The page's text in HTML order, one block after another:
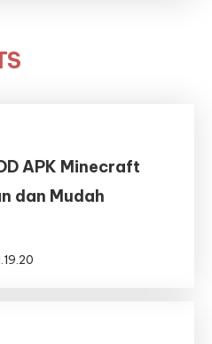
APK Minecraft
dan Mudah